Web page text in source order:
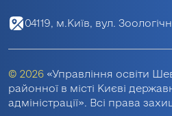
04119, м.Київ, вул.
© 2026 «Управління освіти
районної в місті Києві
адміністрації». Всі права